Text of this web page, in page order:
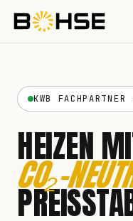
KWB
HEIZEN
CO₂-